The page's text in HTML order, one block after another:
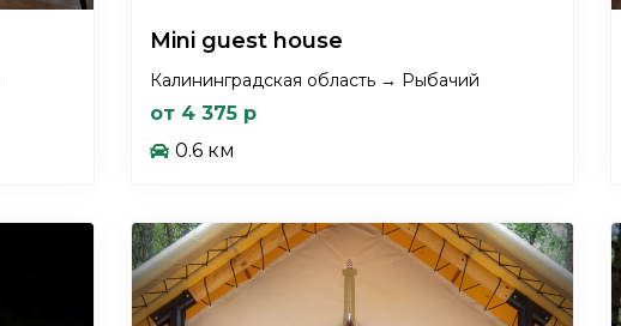
Mini guest house
Калининградская область → Рыбачий
от 4 375 р
0.6 км